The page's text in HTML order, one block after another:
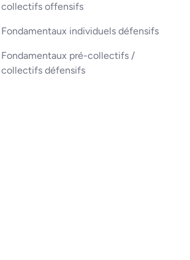
collectifs offensifs
Fondamentaux individuels défensifs
Fondamentaux pré-collectifs /
collectifs défensifs